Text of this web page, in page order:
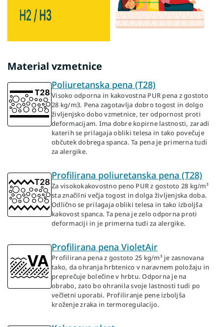
Material vzmetnice
Poliuretanska pena (T28)
Visoko odporna in kakovostna PUR pena z gostoto
28 kg/m3. Pena zagotavlja dobro togost in dolgo
življenjsko dobo vzmetnice, ter odpornost proti
deformacijam. Ima dobre kopirne lastnosti, zaradi
katerih se prilagaja obliki telesa in tako povečuje
občutek dobrega spanca. Ta pena je primerna tudi
za alergike.
Profilirana poliuretanska pena (T28)
Za visokokakovostno peno PUR z gostoto 28 kg/m³
sta značilni večja togost in dolga življenjska doba.
Odlično se prilagaja obliki telesa in tako izboljša
kakovost spanca. Ta pena je zelo odporna proti
deformaciji in je primerna tudi za alergike.
Profilirana pena VioletAir
Profilirana pena z gostoto 25 kg/m³ je zasnovana
tako, da ohranja hrbtenico v naravnem položaju in
preprečuje bolečine v hrbtu. Odporna je na
obrabo, zato bo ohranila svoje lastnosti tudi po
večletni uporabi. Profiliranje pene izboljša
kroženje zraka in termoregulacijo.